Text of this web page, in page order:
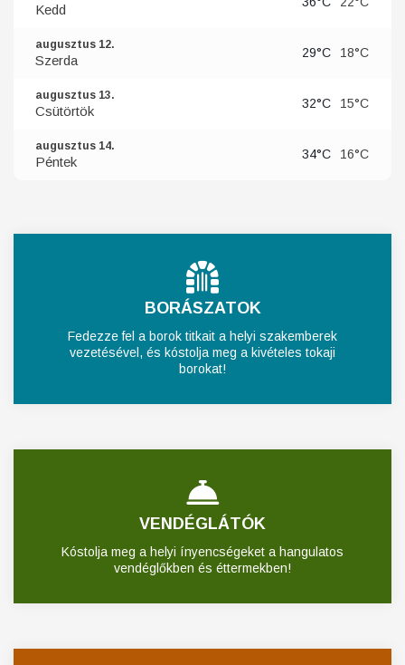
Kedd
augusztus 12.
Szerda 29°C 18°C
augusztus 13.
Csütörtök 32°C 15°C
augusztus 14.
Péntek 34°C 16°C
BORÁSZATOK
Fedezze fel a borok titkait a helyi szakemberek
vezetésével, és kóstolja meg a kivételes tokaji
borokat!
VENDÉGLÁTÓK
Kóstolja meg a helyi ínyencségeket a hangulatos
vendéglőkben és éttermekben!